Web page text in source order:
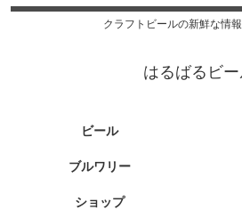
クラフトビールの新鮮な情報
はるばるビ
ビール
ブルワリー
ショップ